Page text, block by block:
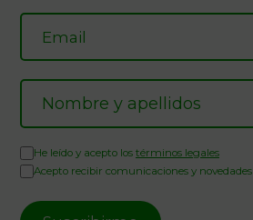
He leído y acepto los términos legales
Acepto recibir comunicaciones y novedades